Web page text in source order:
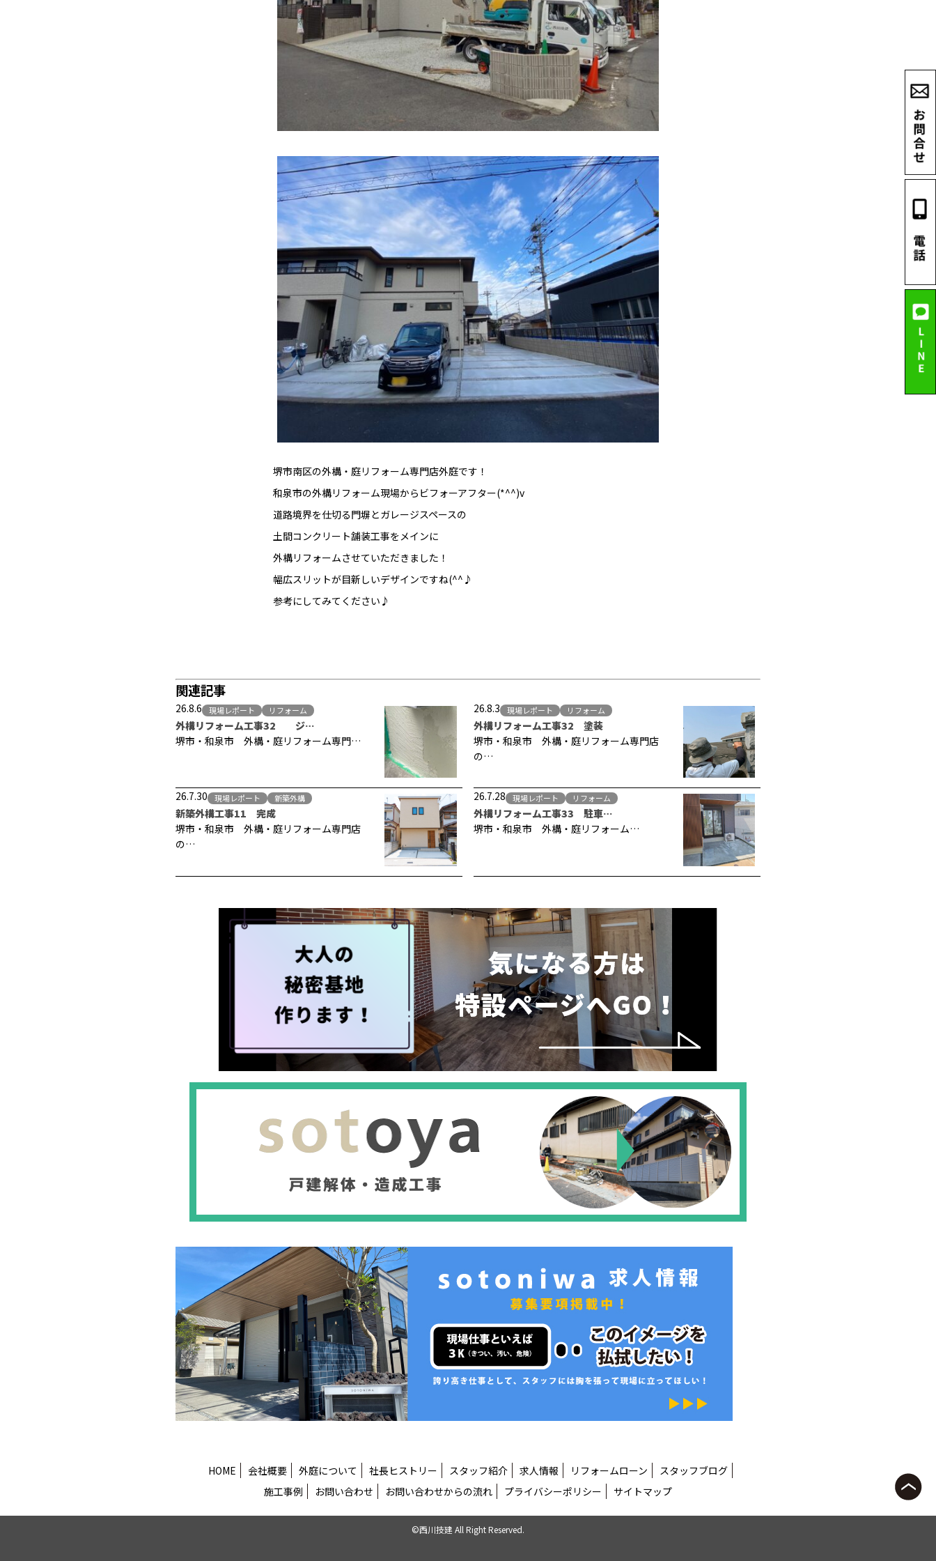
堺市南区の外構・庭リフォーム専門店外庭です！
和泉市の外構リフォーム現場からビフォーアフター(*^^)v
道路境界を仕切る門塀とガレージスペースの
土間コンクリート舗装工事をメインに
外構リフォームさせていただきました！
幅広スリットが目新しいデザインですね(^^♪
参考にしてみてください♪
関連記事
26.8.6 現場レポート リフォーム
外構リフォーム工事32 ジ…
堺市・和泉市 外構・庭リフォーム専門…
26.8.3 現場レポート リフォーム
外構リフォーム工事32 塗装
堺市・和泉市 外構・庭リフォーム専門店
の…
26.7.30 現場レポート 新築外構
新築外構工事11 完成
堺市・和泉市 外構・庭リフォーム専門店
の…
26.7.28 現場レポート リフォーム
外構リフォーム工事33 駐車…
堺市・和泉市 外構・庭リフォーム…
HOME 会社概要 外庭について 社長ヒストリー スタッフ紹介 求人情報 リフォームローン
スタッフブログ
施工事例
お問い合わせ お問い合わせからの流れ プライバシーポリシー サイトマップ
©西川技建 All Right Reserved.